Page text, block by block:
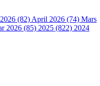
(82) April 2026 (74) Mars
2026 (85) 2025 (822) 2024